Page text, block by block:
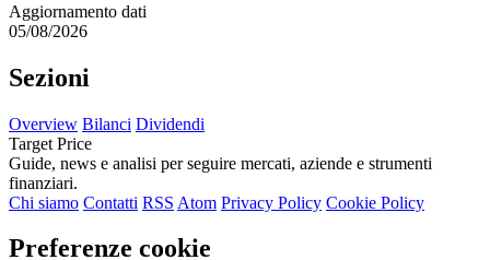
Aggiornamento dati
05/08/2026
Sezioni
Overview Bilanci Dividendi
Target Price
Guide, news e analisi per seguire mercati, aziende e strumenti
finanziari.
Chi siamo Contatti RSS Atom Privacy Policy Cookie Policy
Preferenze cookie